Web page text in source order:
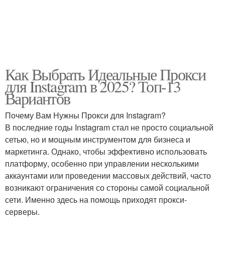
Как Выбрать Идеальные Прокси
для Instagram в 2025? Топ-13
Вариантов
Почему Вам Нужны Прокси для Instagram?
В последние годы Instagram стал не просто социальной
сетью, но и мощным инструментом для бизнеса и
маркетинга. Однако, чтобы эффективно использовать
платформу, особенно при управлении несколькими
аккаунтами или проведении массовых действий, часто
возникают ограничения со стороны самой социальной
сети. Именно здесь на помощь приходят прокси-
серверы.